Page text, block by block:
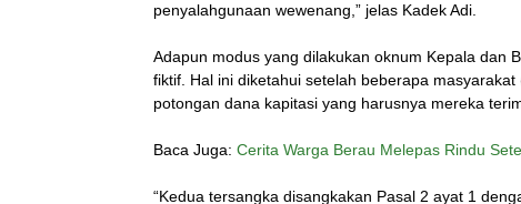
penyalahgunaan wewenang,” jelas Kadek Adi.
Adapun modus yang dilakukan oknum Kepala dan
fiktif. Hal ini diketahui setelah beberapa
potongan dana kapitasi yang harusnya mereka
Baca Juga: Cerita Warga Berau Melepas Rindu
“Kedua tersangka disangkakan Pasal 2 ayat 1